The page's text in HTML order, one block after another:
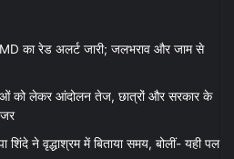
का रेड अलर्ट जारी; जलभराव और जाम से
को लेकर आंदोलन तेज, छात्रों और सरकार के
शिंदे ने वृद्धाश्रम में बिताया समय, बोलीं- यही पल